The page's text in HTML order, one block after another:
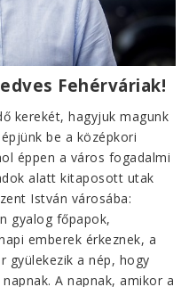
Fehérváriak!
kerekét, hagyjuk magunk
be a középkori
éppen a város fogadalmi
alatt kitaposott utak
István városába:
gyalog főpapok,
emberek érkeznek, a
gyülekezik a nép, hogy
A napnak, amikor a